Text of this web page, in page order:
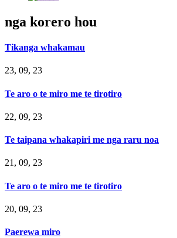
nga korero hou
Tikanga whakamau
23, 09, 23
Te aro o te miro me te tirotiro
22, 09, 23
Te taipana whakapiri me nga raru noa
21, 09, 23
Te aro o te miro me te tirotiro
20, 09, 23
Paerewa miro